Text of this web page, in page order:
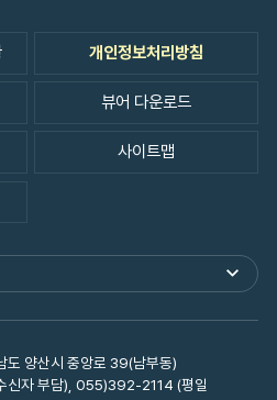
개인정보처리방침
뷰어 다운로드
사이트맵
양산시 중앙로 39(남부동)
자 부담), 055)392-2114 (평일